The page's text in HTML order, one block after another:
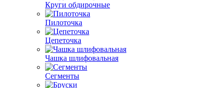
Круги обдирочные
Пилоточка
Цепеточка
Чашка шлифовальная
Сегменты